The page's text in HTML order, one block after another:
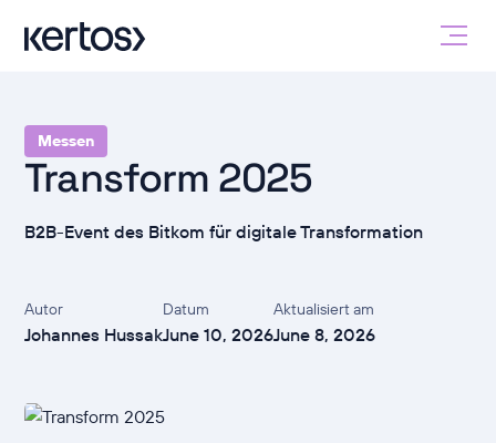
Messen
Transform 2025
B2B-Event des Bitkom für digitale Transformation
Autor
Johannes Hussak
Datum
June 10, 2026
Aktualisiert am
June 8, 2026